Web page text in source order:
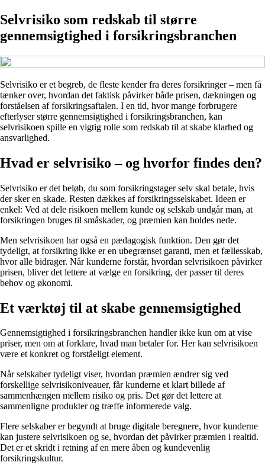
Selvrisiko som redskab til større
gennemsigtighed i forsikringsbranchen
Selvrisiko er et begreb, de fleste kender fra deres forsikringer – men få
tænker over, hvordan det faktisk påvirker både prisen, dækningen og
forståelsen af forsikringsaftalen. I en tid, hvor mange forbrugere
efterlyser større gennemsigtighed i forsikringsbranchen, kan
selvrisikoen spille en vigtig rolle som redskab til at skabe klarhed og
ansvarlighed.
Hvad er selvrisiko – og hvorfor findes den?
Selvrisiko er det beløb, du som forsikringstager selv skal betale, hvis
der sker en skade. Resten dækkes af forsikringsselskabet. Ideen er
enkel: Ved at dele risikoen mellem kunde og selskab undgår man, at
forsikringen bruges til småskader, og præmien kan holdes nede.
Men selvrisikoen har også en pædagogisk funktion. Den gør det
tydeligt, at forsikring ikke er en ubegrænset garanti, men et fællesskab,
hvor alle bidrager. Når kunderne forstår, hvordan selvrisikoen påvirker
prisen, bliver det lettere at vælge en forsikring, der passer til deres
behov og økonomi.
Et værktøj til at skabe gennemsigtighed
Gennemsigtighed i forsikringsbranchen handler ikke kun om at vise
priser, men om at forklare, hvad man betaler for. Her kan selvrisikoen
være et konkret og forståeligt element.
Når selskaber tydeligt viser, hvordan præmien ændrer sig ved
forskellige selvrisikoniveauer, får kunderne et klart billede af
sammenhængen mellem risiko og pris. Det gør det lettere at
sammenligne produkter og træffe informerede valg.
Flere selskaber er begyndt at bruge digitale beregnere, hvor kunderne
kan justere selvrisikoen og se, hvordan det påvirker præmien i realtid.
Det er et skridt i retning af en mere åben og kundevenlig
forsikringskultur.